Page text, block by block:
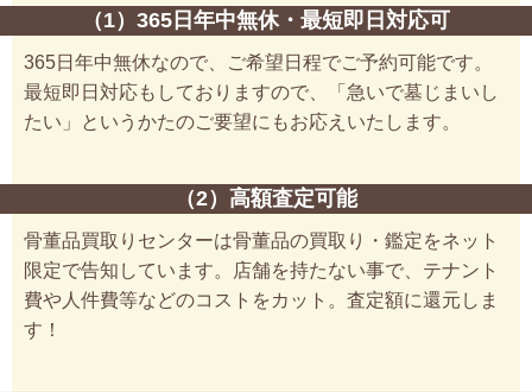
（1）365日年中無休・最短即日対応可
365日年中無休なので、ご希望日程でご予約可能です。
最短即日対応もしておりますので、「急いで墓じまいし
たい」というかたのご要望にもお応えいたします。
（2）高額査定可能
骨董品買取りセンターは骨董品の買取り・鑑定をネット
限定で告知しています。店舗を持たない事で、テナント
費や人件費等などのコストをカット。査定額に還元しま
す！